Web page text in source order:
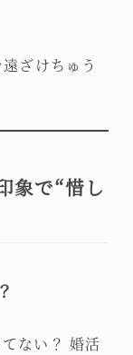
ざけちゅう
象で“惜し
ない？ 婚活